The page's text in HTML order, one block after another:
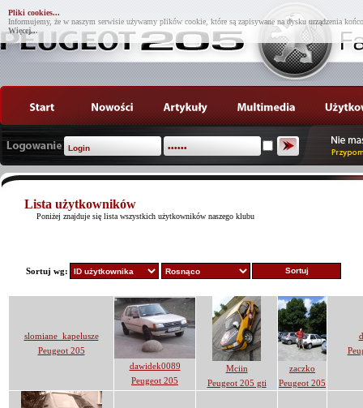
Pliki cookies...
Informujemy, że w naszym serwisie używamy plików cookie, które są zapisywane na dysku urządzenia
Więcej...
Lista użytkowników
Poniżej znajduje się lista wszystkich użytkowników naszego klubu
Sortuj wg:
slomiane_kapelusze
Peugeot 205
dawidek0089
Peugeot 205
Mciin
Peugeot 205 gti
zaczko
Peugeot 205